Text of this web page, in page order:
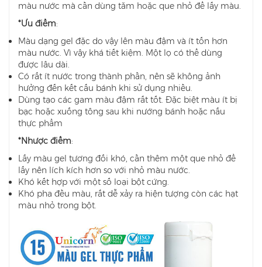
màu nước mà cần dùng tăm hoặc que nhỏ để lấy màu.
*Ưu điểm:
Màu dạng gel đặc do vậy lên màu đậm và ít tốn hơn
màu nước. Vì vậy khá tiết kiệm. Một lọ có thể dùng
được lâu dài.
Có rất ít nước trong thành phần, nên sẽ không ảnh
hưởng đến kết cấu bánh khi sử dụng nhiều.
Dùng tạo các gam màu đậm rất tốt. Đặc biệt màu ít bị
bạc hoặc xuống tông sau khi nướng bánh hoặc nấu
thực phẩm
*Nhược điểm:
Lấy màu gel tương đối khó, cần thêm một que nhỏ để
lấy nên lích kích hơn so với nhỏ màu nước.
Khó kết hợp với một số loại bột cứng.
Khó pha đều màu, rất dễ xảy ra hiện tượng còn các hạt
màu nhỏ trong bột.